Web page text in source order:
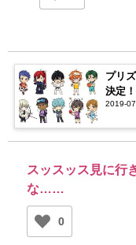
プリ
決定
2019-
スッスッス見に行
な……
0